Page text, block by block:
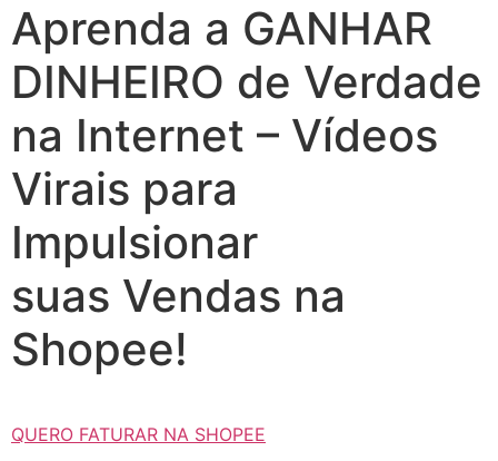
Aprenda a GANHAR
DINHEIRO de Verdade
na Internet – Vídeos
Virais para
Impulsionar
suas Vendas na
Shopee!
QUERO FATURAR NA SHOPEE